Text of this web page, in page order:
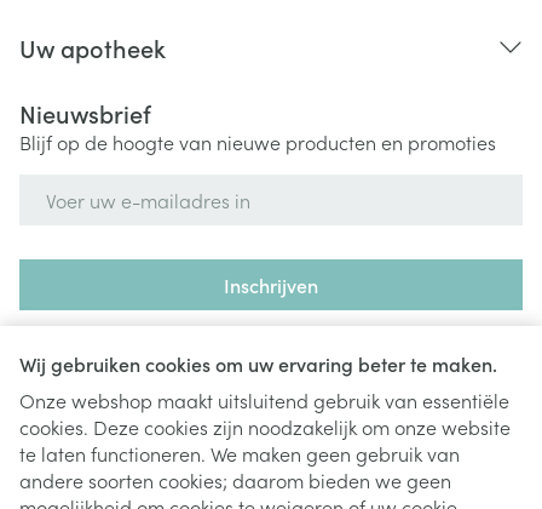
Wij gebruiken cookies om uw ervaring beter te maken.
Onze webshop maakt uitsluitend gebruik van essentiële
cookies. Deze cookies zijn noodzakelijk om onze website
te laten functioneren. We maken geen gebruik van
andere soorten cookies; daarom bieden we geen
Uw apotheek
Nieuwsbrief
Blijf op de hoogte van nieuwe producten en promoties
Inschrijven
nieuwsbrief en gaat u akkoord met onzeprivacy policy.